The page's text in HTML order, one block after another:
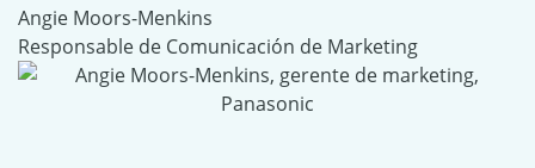
Angie Moors-Menkins
Responsable de Comunicación de Marketing